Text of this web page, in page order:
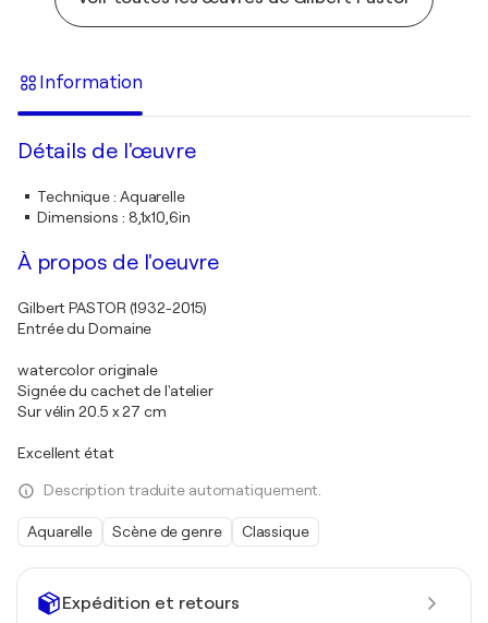
Expédition et retours
Information
Détails de l'œuvre
Technique: Aquarelle
Dimensions : 8,1x10,6in
À propos de l'oeuvre
Gilbert PASTOR (1932-2015)
Entrée du Domaine
watercolor originale
Signée du cachet de l'atelier
Sur vélin 20.5 x 27 cm
Excellent état
Description traduite automatiquement.
Aquarelle Scène de genre Classique